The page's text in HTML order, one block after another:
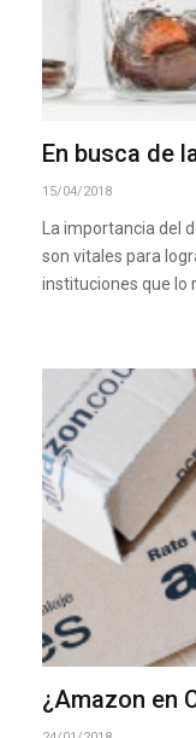
En busca de
15/04/2018
La importancia del
son vitales para
instituciones que lo
¿Amazon en